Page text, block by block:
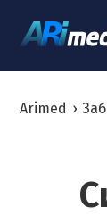
Arimed ›